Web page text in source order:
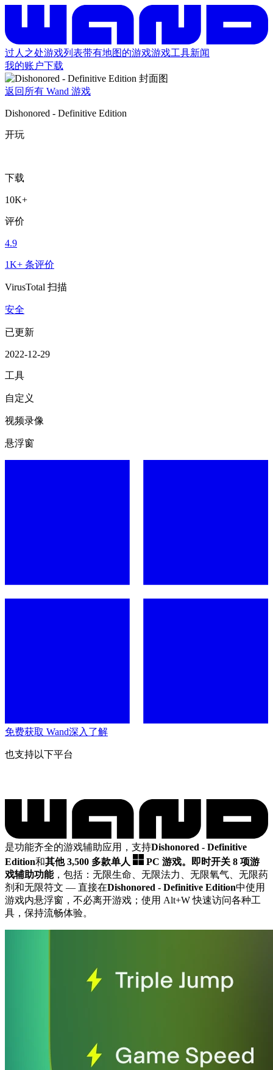
过人之处游戏列表带有地图的游戏游戏工具新闻
我的账户下载
返回所有 Wand 游戏
Dishonored - Definitive Edition
开玩
下载
10K+
评价
4.9
1K+ 条评价
VirusTotal 扫描
安全
已更新
2022-12-29
工具
自定义
视频录像
悬浮窗
免费获取 Wand深入了解
也支持以下平台
是功能齐全的游戏辅助应用，支持Dishonored - Definitive
Edition和其他 3,500 多款单人 PC 游戏。
即时开关 8 项游
戏辅助功能，包括：无限生命、无限法力、无限氧气、无限药
剂和无限符文 — 直接在Dishonored - Definitive Edition中使用
游戏内悬浮窗，不必离开游戏；使用 Alt+W 快速访问各种工
具，保持流畅体验。